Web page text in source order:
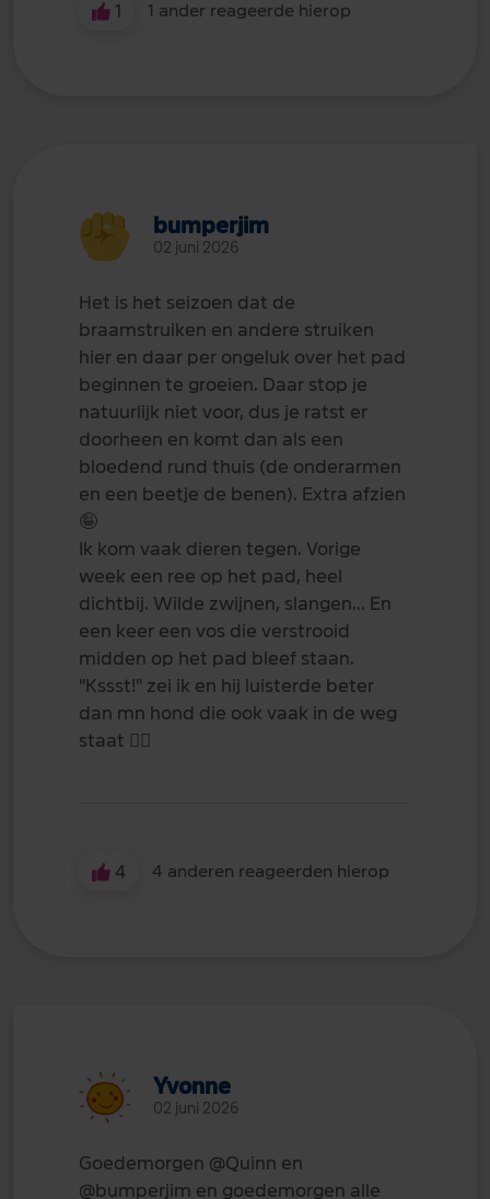
1 1 ander reageerde hierop
bumperjim
02 juni 2026
Het is het seizoen dat de
braamstruiken en andere struiken
hier en daar per ongeluk over het pad
beginnen te groeien. Daar stop je
natuurlijk niet voor, dus je ratst er
doorheen en komt dan als een
bloedend rund thuis (de onderarmen
en een beetje de benen). Extra afzien
🤪
Ik kom vaak dieren tegen. Vorige
week een ree op het pad, heel
dichtbij. Wilde zwijnen, slangen... En
een keer een vos die verstrooid
midden op het pad bleef staan.
"Kssst!" zei ik en hij luisterde beter
dan mn hond die ook vaak in de weg
staat 👍🏻
4 4 anderen reageerden hierop
Yvonne
02 juni 2026
Goedemorgen @Quinn en
@bumperjim en goedemorgen alle